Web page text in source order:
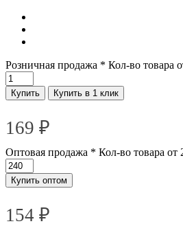
Розничная продажа * Кол-во товара
Купить Купить в 1 клик
169 ₽
Оптовая продажа * Кол-во товара от
Купить оптом
154 ₽